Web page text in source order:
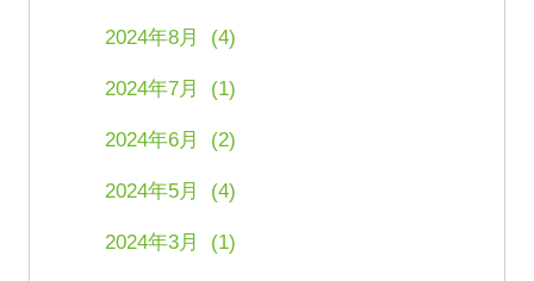
2024年8月 (4)
2024年7月 (1)
2024年6月 (2)
2024年5月 (4)
2024年3月 (1)